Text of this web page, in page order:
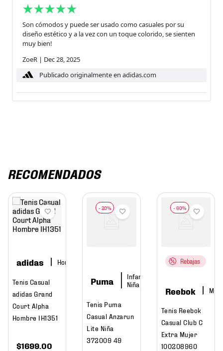
Son cómodos y puede ser usado como casuales por su
diseño estético y a la vez con un toque colorido, se sienten
muy bien!
ZoeR | Dec 28, 2025
Publicado originalmente en adidas.com
RECOMENDADOS
adidas Hombre
Tenis Casual
adidas Grand
Court Alpha
Hombre IH1351
$1699. 00
Puma
Infantiles,
Niña
Tenis Puma
Casual Anzarun
Lite Niña
372009 49
Rebajas
Reebok
Tenis Reebok
Casual Club C
Extra Mujer
100208960